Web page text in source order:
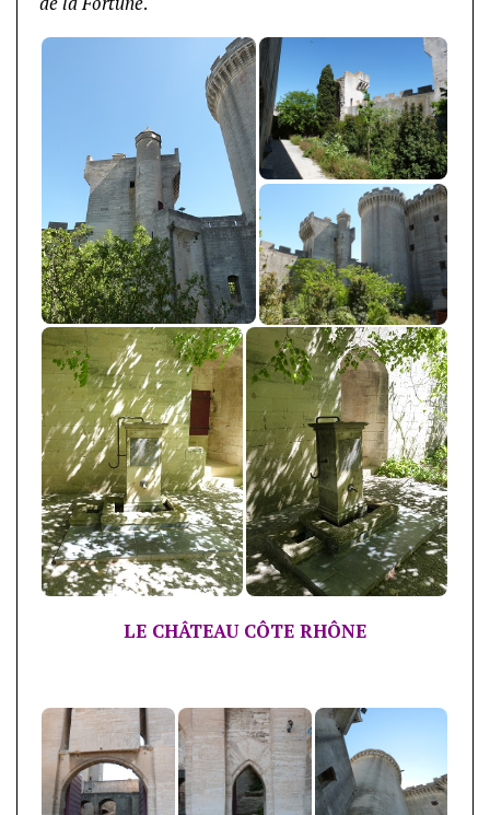
LE CHÂTEAU CÔTE RHÔNE